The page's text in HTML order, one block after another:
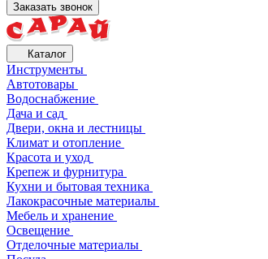
Заказать звонок
Каталог
Инструменты
Автотовары
Водоснабжение
Дача и сад
Двери, окна и лестницы
Климат и отопление
Красота и уход
Крепеж и фурнитура
Кухни и бытовая техника
Лакокрасочные материалы
Мебель и хранение
Освещение
Отделочные материалы